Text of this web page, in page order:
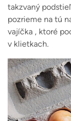
takzvaný
pozrieme na tú
vajíčka , ktoré
v klietkach.